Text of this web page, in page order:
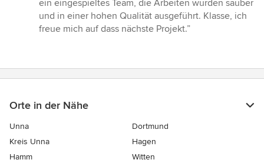
ein eingespieltes Team, die Arbeiten wurden sauber
und in einer hohen Qualität ausgeführt. Klasse, ich
freue mich auf dass nächste Projekt.”
Orte in der Nähe
Unna
Dortmund
Kreis Unna
Hagen
Hamm
Witten